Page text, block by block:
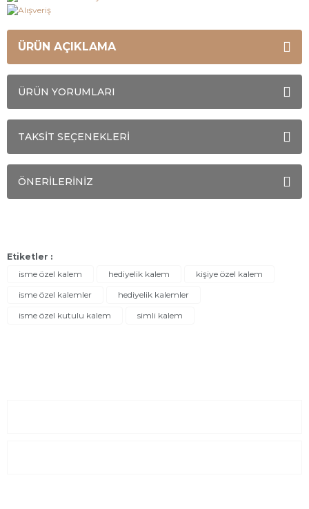
ÜRÜN AÇIKLAMA
ÜRÜN YORUMLARI
TAKSİT SEÇENEKLERİ
ÖNERİLERİNİZ
Etiketler :
isme özel kalem
hediyelik kalem
kişiye özel kalem
isme özel kalemler
hediyelik kalemler
isme özel kutulu kalem
simli kalem